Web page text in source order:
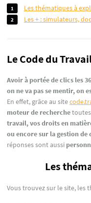
les thématiques à
les + : simulateurs,
Le Code du
Avoir à portée de clics les
on ne va pas se mentir, on
En effet, grâce au site
moteur de recherche
travail, vos droits en
ou encore sur la gestion de
réponses sont aussi
Les
Vous trouvez sur le site, les